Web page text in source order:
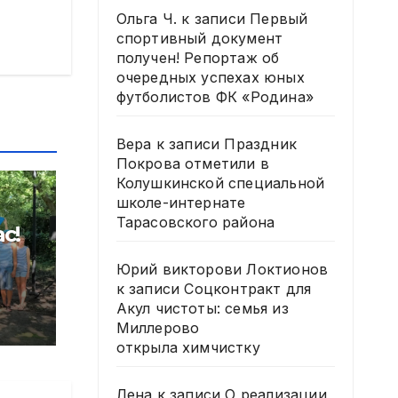
Ольга Ч. к записи Первый
спортивный документ
получен! Репортаж об
очередных успехах юных
футболистов ФК «Родина»
Вера к записи Праздник
Покрова отметили в
Колушкинской специальной
школе-интернате
Тарасовского района
Юрий викторови Локтионов
к записиСоцконтракт для
Акул чистоты: семья из
Миллерово
открыла химчистку
Лена к записиО реализации